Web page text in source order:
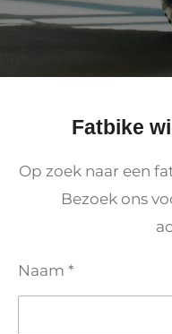
Fatbike
Op zoek naar een
Bezoek ons
Naam *